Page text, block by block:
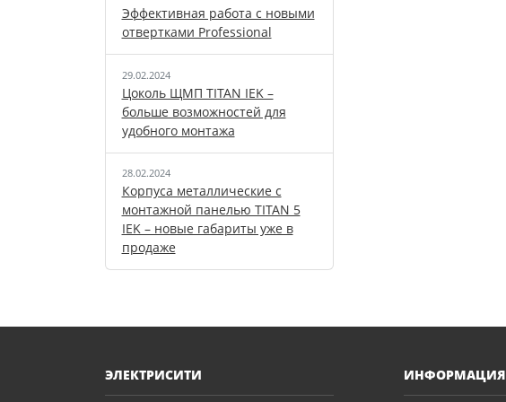
Эффективная работа с новыми
отвертками Professional
29.02.2024
Цоколь ЩМП TITAN IEK –
больше возможностей для
удобного монтажа
28.02.2024
Корпуса металлические с
монтажной панелью TITAN 5
IEK – новые габариты уже в
продаже
ЭЛЕКТРИСИТИ ИНФОРМАЦИЯ